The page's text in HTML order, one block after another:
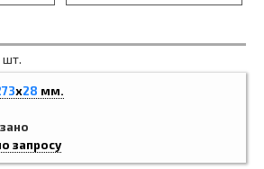
шт.
x28 мм.
запросу